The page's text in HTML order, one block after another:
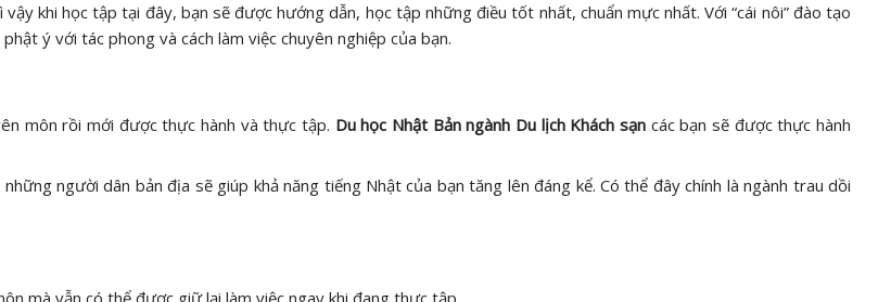
khi học tập tại đây, bạn sẽ được hướng dẫn, học tập những điều tốt nhất, chuẩn mực nhất. Với “cái nôi” đào tạo
ý với tác phong và cách làm việc chuyên nghiệp của bạn.
môn rồi mới được thực hành và thực tập. Du học Nhật Bản ngành Du lịch Khách sạn các bạn sẽ được thực hành
người dân bản địa sẽ giúp khả năng tiếng Nhật của bạn tăng lên đáng kể. Có thể đây chính là ngành trau dồi
mà vẫn có thể được giữ lại làm việc ngay khi đang thực tập.